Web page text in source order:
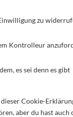
zu
Kontrolleur
es sei denn es gibt
Cookie-
aber du hast auch